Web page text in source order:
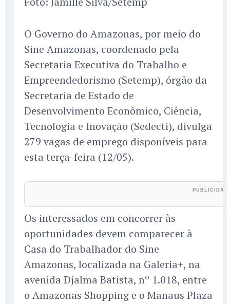
O Governo do Amazonas, por meio do
Sine Amazonas, coordenado pela
Secretaria Executiva do Trabalho e
Empreendedorismo (Setemp), órgão da
Secretaria de Estado de
Desenvolvimento Econômico, Ciência,
Tecnologia e Inovação (Sedecti), divulga
279 vagas de emprego disponíveis para
esta terça-feira (12/05).
Os interessados em concorrer às
oportunidades devem comparecer à
Casa do Trabalhador do Sine
Amazonas, localizada na Galeria+, na
avenida Djalma Batista, nº 1.018, entre
o Amazonas Shopping e o Manaus Plaza